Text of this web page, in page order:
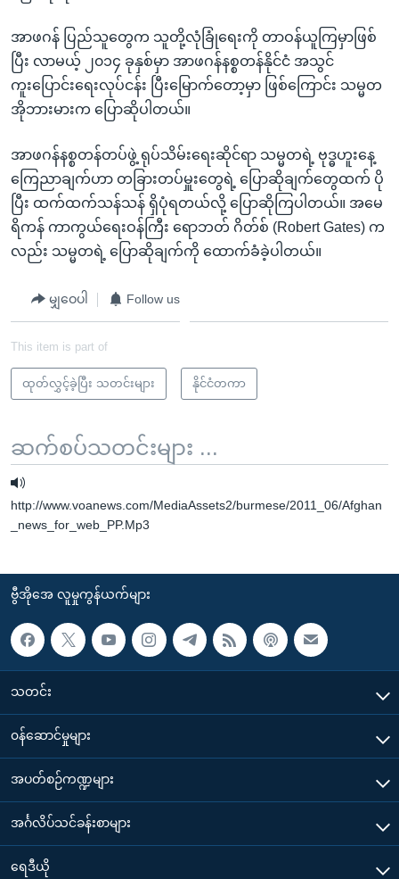
အာဖဂန် ပြည်သူတွေက သူတို့လုံခြုံရေးကို တာဝန်ယူကြမှာဖြစ်
ပြီး လာမယ့် ၂၀၁၄ ခုနှစ်မှာ အာဖဂန်နစ္စတန်နိုင်ငံ အသွင်
ကူးပြောင်းရေးလုပ်ငန်း ပြီးမြောက်တော့မှာ ဖြစ်ကြောင်း သမ္မတ
အိုဘားမားက ပြောဆိုပါတယ်။
အာဖဂန်နစ္စတန်တပ်ဖွဲ့ ရုပ်သိမ်းရေးဆိုင်ရာ သမ္မတရဲ့ ဗုဒ္ဓဟူးနေ့
ကြေညာချက်ဟာ တခြားတပ်မှူးတွေရဲ့ ပြောဆိုချက်တွေထက် ပို
ပြီး ထက်ထက်သန်သန် ရှိပုံရတယ်လို့ ပြောဆိုကြပါတယ်။ အမေ
ရိကန် ကာကွယ်ရေးဝန်ကြီး ရောဘတ် ဂိတ်စ် (Robert Gates) က
လည်း သမ္မတရဲ့ ပြောဆိုချက်ကို ထောက်ခံခဲ့ပါတယ်။
မျှဝေပါ Follow us
This item is part of
ထုတ်လွှင့်ခဲ့ပြီး သတင်းများ နိုင်ငံတကာ
ဆက်စပ်သတင်းများ ...
http://www.voanews.com/MediaAssets2/burmese/2011_06/Afghan
_news_for_web_PP.Mp3
ဗွီအိုအေ လူမှုကွန်ယက်များ
သတင်း
၀န်ဆောင်မှုများ
အပတ်စဉ်ကဏ္ဍများ
အင်္ဂလိပ်သင်ခန်းစာများ
ရေဒီယို